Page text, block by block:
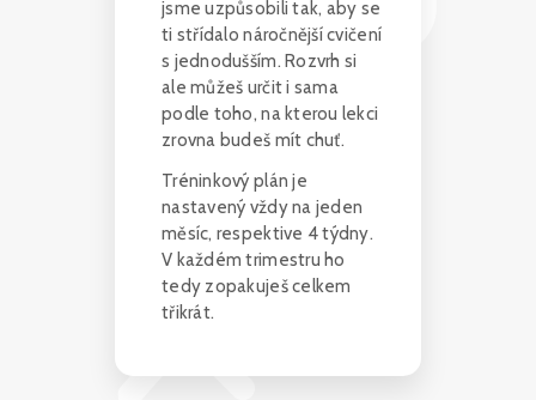
jsme uzpůsobili tak, aby se
ti střídalo náročnější cvičení
s jednodušším. Rozvrh si
ale můžeš určit i sama
podle toho, na kterou lekci
zrovna budeš mít chuť.
Tréninkový plán je
nastavený vždy na jeden
měsíc, respektive 4 týdny.
V každém trimestru ho
tedy zopakuješ celkem
třikrát.